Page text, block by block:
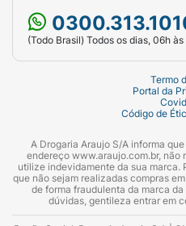
(Todo Brasil) Todos os dias, 06h
Termo
Portal da
Código de
A Drogaria Araujo S/A informa
endereço www.araujo.com.br,
utilize indevidamente da sua marca.
que não sejam realizadas compras
de forma fraudulenta da marca
dúvidas, gentileza entrar em